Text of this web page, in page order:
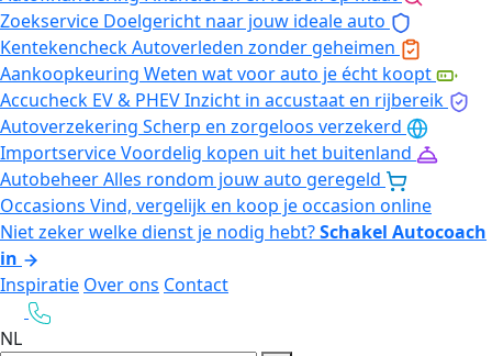
Zoekservice Doelgericht naar jouw ideale auto
KentekencheckAutoverleden zonder geheimen
Aankoopkeuring Weten wat voor auto je écht koopt
Accucheck EV & PHEVInzicht in accustaat en rijbereik
Autoverzekering Scherp en zorgeloos verzekerd
ImportserviceVoordelig kopen uit het buitenland
AutobeheerAlles rondom jouw auto geregeld
Occasions Vind, vergelijk en koop je occasion online
Niet zeker welke dienst je nodig hebt?Schakel Autocoach
in
Inspiratie Over ons Contact
NL